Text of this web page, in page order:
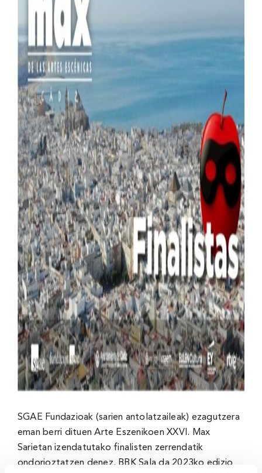
SGAE Fundazioak (sarien antolatzaileak) ezagutzera
eman berri dituen Arte Eszenikoen XXVI. Max
Sarietan izendatutako finalisten zerrendatik
ondorioztatzen denez, BBK Sala da 2023ko edizio